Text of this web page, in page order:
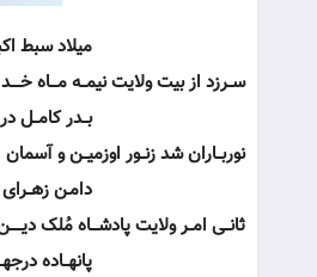
میلاد سبط
ســرزد از بیت ولایت نیمــه مـــاه
بــدر کامــل در سمـــاءِ
نوربــاران شد زنــور اوزمیــن و آسمان
دامـن زهــرای
ثانــی امــر ولایت پادشـــاه مُلک
پانهــاده درجهـــان در